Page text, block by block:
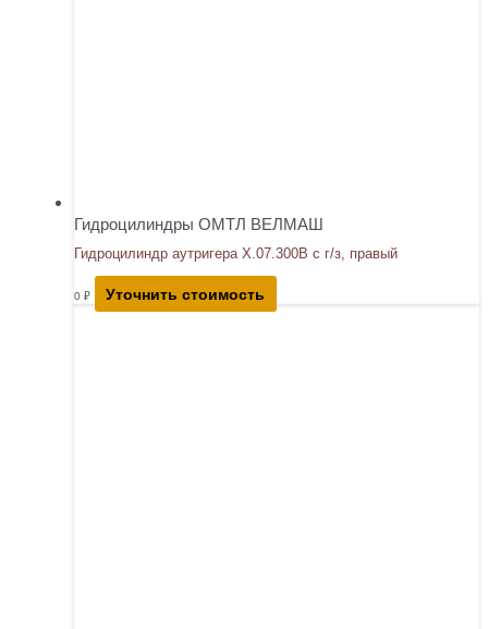
Гидроцилиндры ОМТЛ ВЕЛМАШ
Гидроцилиндр аутригера Х.07.300В с г/з, правый
0 ₽ Уточнить стоимость